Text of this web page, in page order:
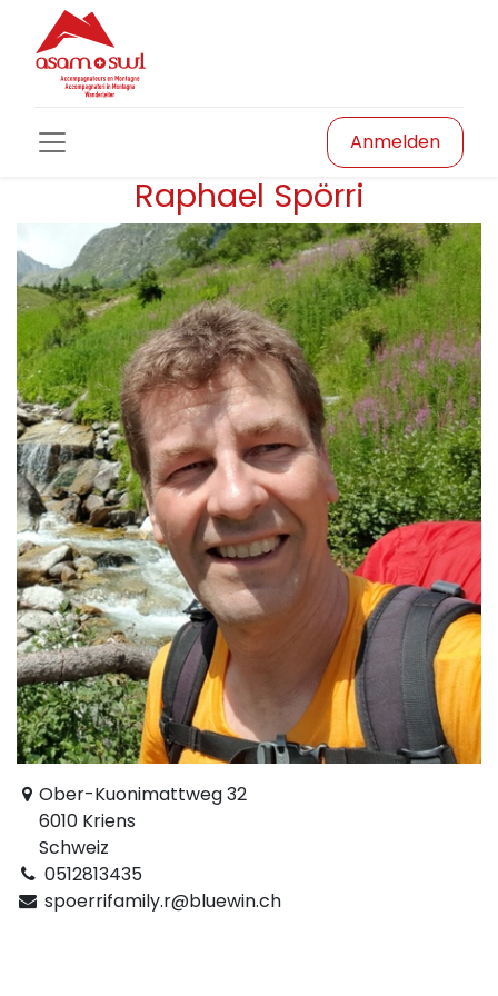
Anmelden
Raphael Spörri
Ober-Kuonimattweg 32
6010 Kriens
Schweiz
0512813435
spoerrifamily.r@bluewin.ch